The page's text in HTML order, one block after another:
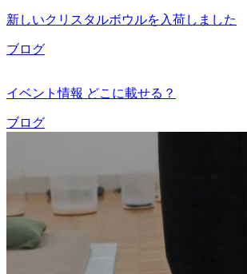
新しいクリスタルボウルを入荷しました
ブログ
イベント情報 どこに載せる？
ブログ